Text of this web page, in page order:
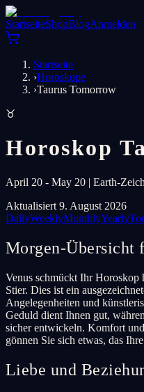
StartseiteShopBlogAnmelden
Startseite
›Horoskope
›Taurus Tomorrow
♉
Horoskop
April 20 - May 20 | Earth-
Aktualisiert 9. August 2026
DailyWeeklyMonthlyYearly
Morgen-Übersicht
Venus schmückt Ihr Horoskop
Stier. Dies ist ein
Angelegenheiten und
Geduld dient Ihnen gut,
sicher entwickeln. Komfort
gönnen Sie sich etwas, das
Liebe und